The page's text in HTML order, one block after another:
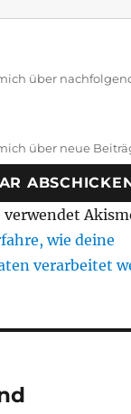
über
über neue
verwendet
wie deine
verarbeitet